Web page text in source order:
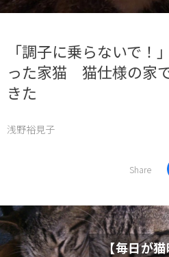
「調子に乗らないで！
った家猫 猫仕様の家
きた
浅野裕見子
Share
【毎日が